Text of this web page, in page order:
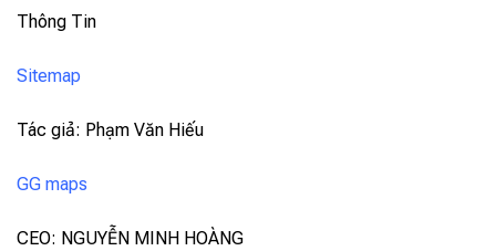
Thông Tin
Sitemap
Tác giả: Phạm Văn Hiếu
GG maps
CEO: NGUYỄN MINH HOÀNG